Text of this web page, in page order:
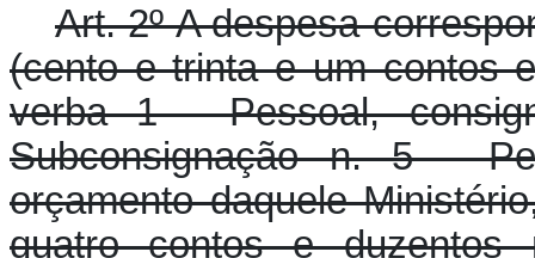
Art. 2º A despesa
(cento e trinta e um contos
verba 1 - Pessoal,
Subconsignação n. 5 -
orçamento daquele
quatro contos e